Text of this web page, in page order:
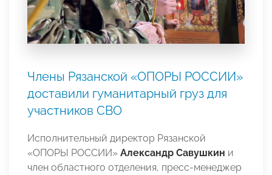
Члены Рязанской «ОПОРЫ РОССИИ»
доставили гуманитарный груз для
участников СВО
Исполнительный директор Рязанской
«ОПОРЫ РОССИИ» Александр Савушкин и
член областного отделения, пресс-менеджер